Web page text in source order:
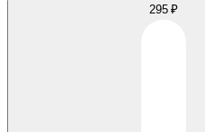
295 ₽